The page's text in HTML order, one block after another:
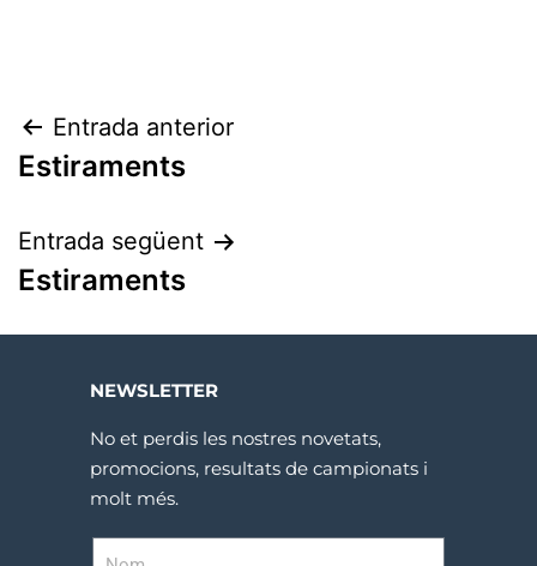
Entrada anterior
Estiraments
Entrada següent
Estiraments
NEWSLETTER
No et perdis les nostres novetats,
promocions, resultats de campionats i
molt més.